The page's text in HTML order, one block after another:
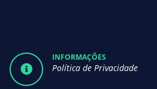
INFORMAÇÕES
Política de Privacidade